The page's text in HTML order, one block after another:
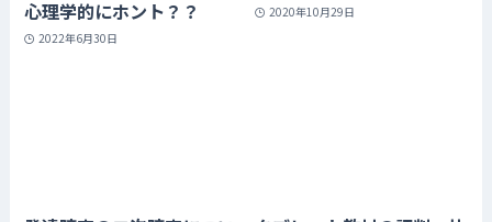
心理学的にホント？？
2022年6月30日
2020年10月29日